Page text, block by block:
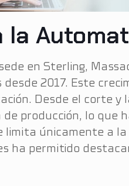
la
en Sterling,
2017. Este
Desde el corte
producción, lo que
únicamente a
ha permitido